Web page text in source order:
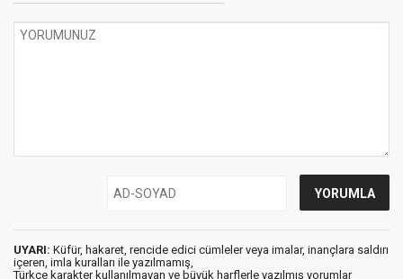
UYARI: Küfür, hakaret, rencide edici cümleler veya imalar, inançlara saldırı
içeren, imla kuralları ile yazılmamış,
Türkçe karakter kullanılmayan ve büyük harflerle yazılmış yorumlar